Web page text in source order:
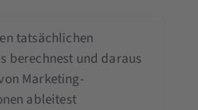
tatsächlichen
berechnest und daraus
Marketing-
ableitest